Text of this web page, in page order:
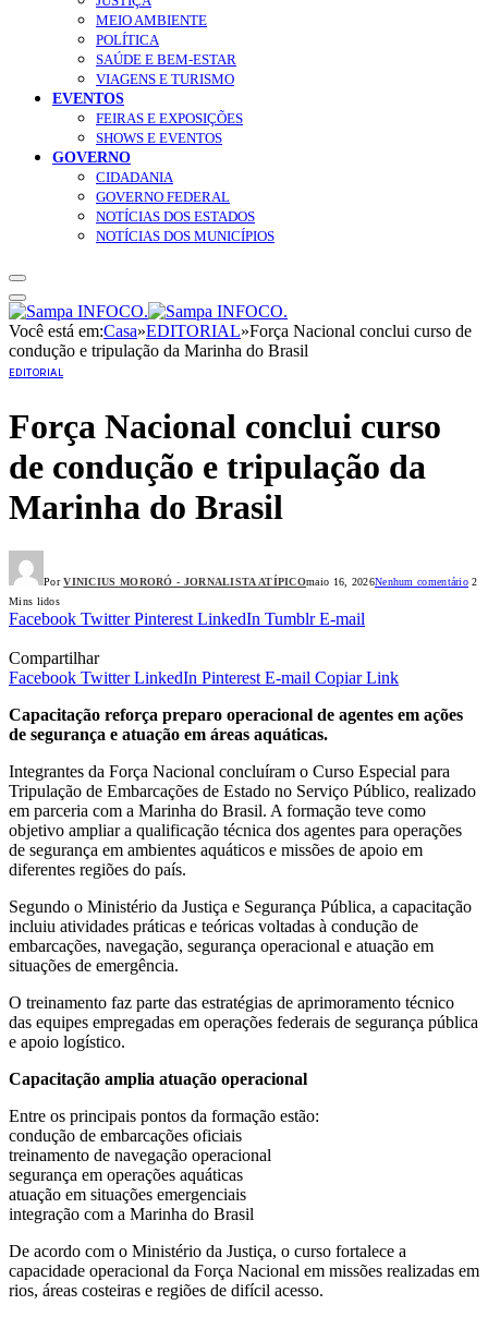
MEIO AMBIENTE
POLÍTICA
SAÚDE E BEM-ESTAR
VIAGENS E TURISMO
EVENTOS
FEIRAS E EXPOSIÇÕES
SHOWS E EVENTOS
GOVERNO
CIDADANIA
GOVERNO FEDERAL
NOTÍCIAS DOS ESTADOS
NOTÍCIAS DOS MUNICÍPIOS
Você está em:Casa»EDITORIAL»Força Nacional conclui curso de
condução e tripulação da Marinha do Brasil
EDITORIAL
Força Nacional conclui curso
de condução e tripulação da
Marinha do Brasil
Por VINICIUS MORORÓ - JORNALISTA ATÍPICOmaio 16, 2026Nenhum comentário 2
Mins lidos
Facebook Twitter Pinterest LinkedIn Tumblr E-mail
Compartilhar
Facebook Twitter LinkedIn Pinterest E-mail Copiar Link
Capacitação reforça preparo operacional de agentes em ações
de segurança e atuação em áreas aquáticas.
Integrantes da Força Nacional concluíram o Curso Especial para
Tripulação de Embarcações de Estado no Serviço Público, realizado
em parceria com a Marinha do Brasil. A formação teve como
objetivo ampliar a qualificação técnica dos agentes para operações
de segurança em ambientes aquáticos e missões de apoio em
diferentes regiões do país.
Segundo o Ministério da Justiça e Segurança Pública, a capacitação
incluiu atividades práticas e teóricas voltadas à condução de
embarcações, navegação, segurança operacional e atuação em
situações de emergência.
O treinamento faz parte das estratégias de aprimoramento técnico
das equipes empregadas em operações federais de segurança pública
e apoio logístico.
Capacitação amplia atuação operacional
Entre os principais pontos da formação estão:
condução de embarcações oficiais
treinamento de navegação operacional
segurança em operações aquáticas
atuação em situações emergenciais
integração com a Marinha do Brasil
De acordo com o Ministério da Justiça, o curso fortalece a
capacidade operacional da Força Nacional em missões realizadas em
rios, áreas costeiras e regiões de difícil acesso.